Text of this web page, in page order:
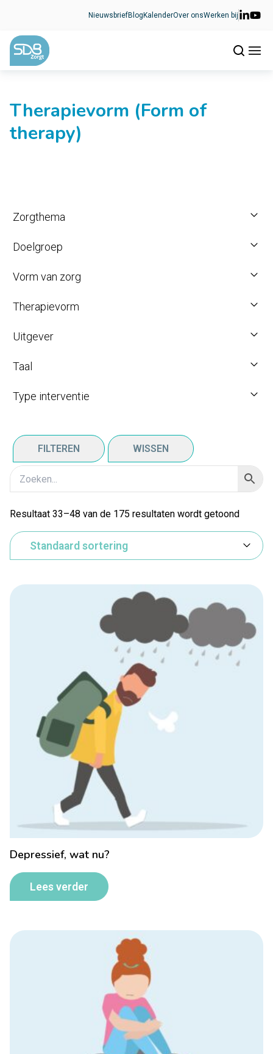
NieuwsbriefBlog KalenderOver onsWerken bij
Therapievorm (Form of
therapy)
Zorgthema
Doelgroep
Vorm van zorg
Therapievorm
Uitgever
Taal
Type interventie
FILTEREN WISSEN
Resultaat 33–48 van de 175 resultaten wordt getoond
Depressief, wat nu?
Lees verder